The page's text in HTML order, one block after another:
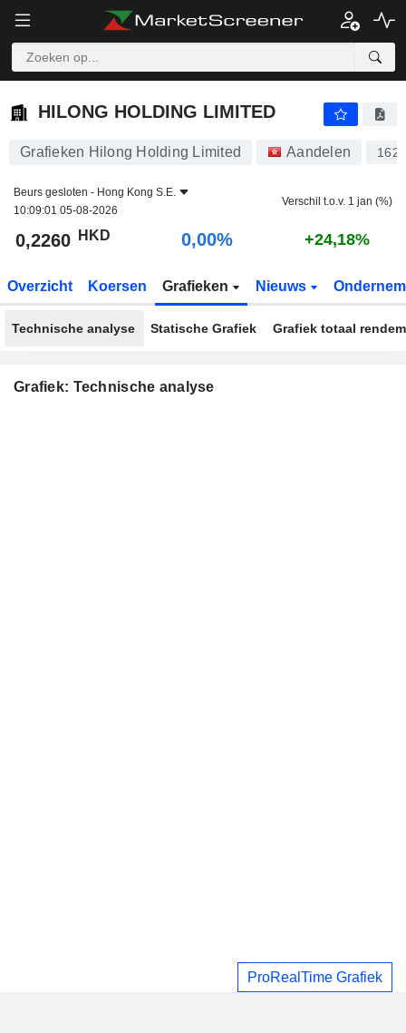
HILONG HOLDING LIMITED
HILONG HOLDING LIMITED
Grafieken Hilong Holding Limited Aandelen 1623
Beurs gesloten - Hong Kong S.E.
10:09:01 05-08-2026
Verschil t.o.v. 1 jan (%)
0,2260 HKD 0,00% +24,18%
Overzicht Koersen Grafieken Nieuws
Technische analyse Statische Grafiek Grafiek totaal
Grafiek: Technische analyse
ProRealTime Grafiek